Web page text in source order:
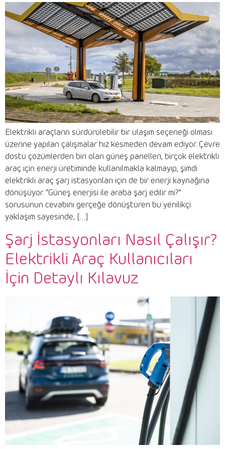
Elektrikli araçların sürdürülebilir bir ulaşım seçeneği olması
üzerine yapılan çalışmalar hız kesmeden devam ediyor. Çevre
dostu çözümlerden biri olan güneş panelleri, birçok elektrikli
araç için enerji üretiminde kullanılmakla kalmayıp, şimdi
elektrikli araç şarj istasyonları için de bir enerji kaynağına
dönüşüyor. “Güneş enerjisi ile araba şarj edilir mi?”
sorusunun cevabını gerçeğe dönüştüren bu yenilikçi
yaklaşım sayesinde, […]
Şarj İstasyonları Nasıl Çalışır?
Elektrikli Araç Kullanıcıları
İçin Detaylı Kılavuz